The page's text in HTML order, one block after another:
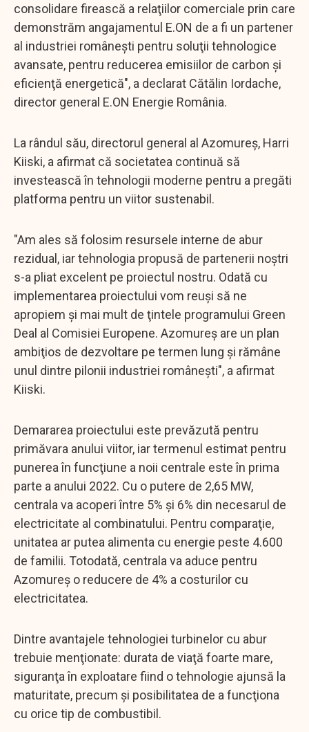
consolidare firească a relaţiilor comerciale prin care
demonstrăm angajamentul E.ON de a fi un partener
al industriei româneşti pentru soluţii tehnologice
avansate, pentru reducerea emisiilor de carbon şi
eficienţă energetică", a declarat Cătălin Iordache,
director general E.ON Energie România.
La rândul său, directorul general al Azomureş, Harri
Kiiski, a afirmat că societatea continuă să
investească în tehnologii moderne pentru a pregăti
platforma pentru un viitor sustenabil.
"Am ales să folosim resursele interne de abur
rezidual, iar tehnologia propusă de partenerii noştri
s-a pliat excelent pe proiectul nostru. Odată cu
implementarea proiectului vom reuşi să ne
apropiem şi mai mult de ţintele programului Green
Deal al Comisiei Europene. Azomureş are un plan
ambiţios de dezvoltare pe termen lung şi rămâne
unul dintre pilonii industriei româneşti", a afirmat
Kiiski.
Demararea proiectului este prevăzută pentru
primăvara anului viitor, iar termenul estimat pentru
punerea în funcţiune a noii centrale este în prima
parte a anului 2022. Cu o putere de 2,65 MW,
centrala va acoperi între 5% şi 6% din necesarul de
electricitate al combinatului. Pentru comparaţie,
unitatea ar putea alimenta cu energie peste 4.600
de familii. Totodată, centrala va aduce pentru
Azomureş o reducere de 4% a costurilor cu
electricitatea.
Dintre avantajele tehnologiei turbinelor cu abur
trebuie menţionate: durata de viaţă foarte mare,
siguranţa în exploatare fiind o tehnologie ajunsă la
maturitate, precum şi posibilitatea de a funcţiona
cu orice tip de combustibil.